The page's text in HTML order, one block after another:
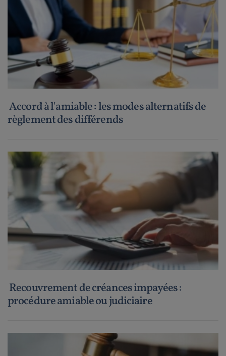
Accord à l'amiable : les modes alternatifs de
règlement des différends
Recouvrement de créances impayées :
procédure amiable ou judiciaire